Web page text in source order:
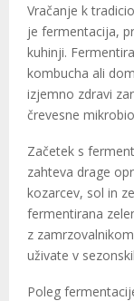
Vračanje k
je fermentacija,
kuhinji.
kombucha ali
izjemno zdravi
črevesne
Začetek s
zahteva drage
kozarcev, sol in
fermentirana
z
uživate v
Poleg